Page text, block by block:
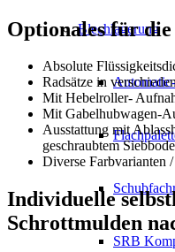
Blechlagerung
SRB
Optionales für
Absolute
Radsätze in
Mit Hebelroller-
Mit Gabelhubwagen-
Ausstattung mit
geschraubtem
Diverse Farbvarianten
Individuelle
Schrottmulden